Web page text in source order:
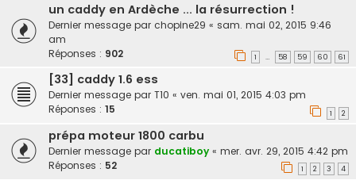
un caddy en Ardèche ... la résurrection !
Dernier message par chopine29 « sam. mai 02, 2015 9:46
am
Réponses : 902 1 … 58 59 60 61
[33] caddy 1.6 ess
Dernier message par T10 « ven. mai 01, 2015 4:03 pm
Réponses : 15 1 2
prépa moteur 1800 carbu
Dernier message par ducatiboy « mer. avr. 29, 2015 4:42 pm
Réponses : 52 1 2 3 4